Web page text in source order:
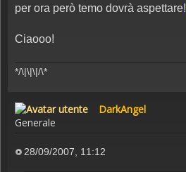
per ora però temo dovrà aspettare!
Ciaooo!
*/\|\|\|/\*
DarkAngel
Generale
28/09/2007, 11:12